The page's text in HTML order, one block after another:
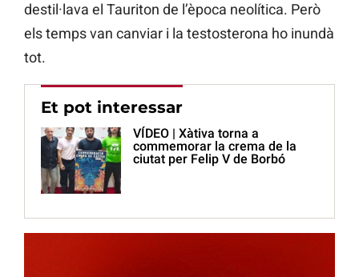
destil·lava el Tauriton de l’època neolítica. Però
els temps van canviar i la testosterona ho inundà
tot.
Et pot interessar
VÍDEO | Xàtiva torna a
commemorar la crema de la
ciutat per Felip V de Borbó